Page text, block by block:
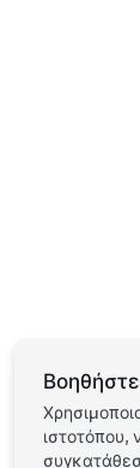
ιστοτόπου,